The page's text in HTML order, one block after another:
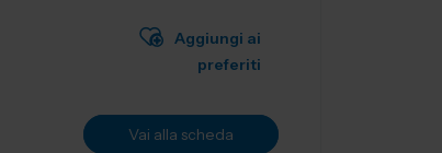
Aggiungi ai
preferiti
Vai alla scheda